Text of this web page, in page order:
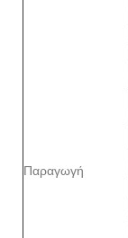
Παραγωγή